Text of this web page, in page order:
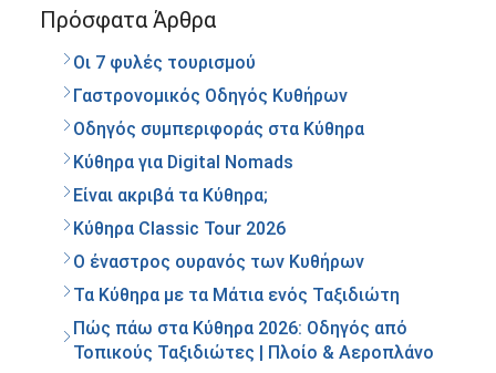
Πρόσφατα Άρθρα
Οι 7 φυλές τουρισμού
Γαστρονομικός Οδηγός Κυθήρων
Οδηγός συμπεριφοράς στα Κύθηρα
Κύθηρα για Digital Nomads
Είναι ακριβά τα Κύθηρα;
Κύθηρα Classic Tour 2026
Ο έναστρος ουρανός των Κυθήρων
Τα Κύθηρα με τα Μάτια ενός Ταξιδιώτη
Πώς πάω στα Κύθηρα 2026: Οδηγός από
Τοπικούς Ταξιδιώτες | Πλοίο & Αεροπλάνο